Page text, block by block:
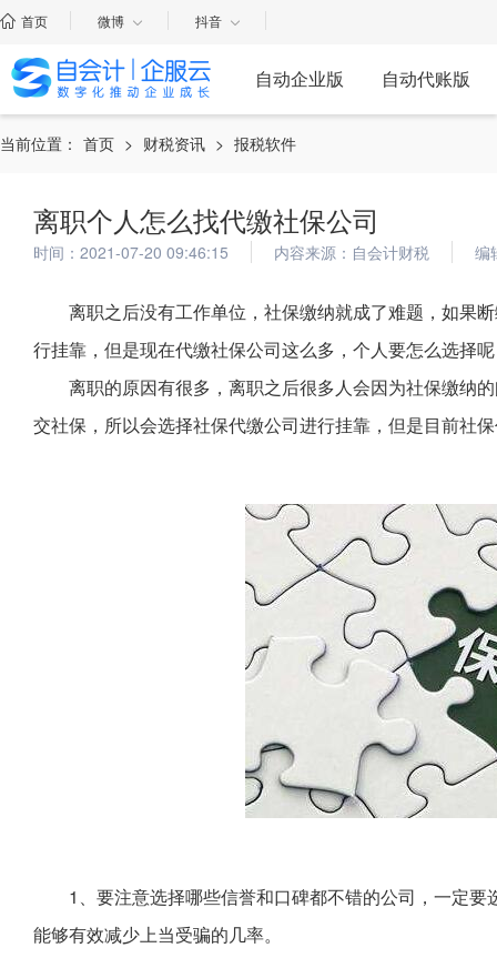
首页 微博 抖音
自动企业版 自动代账版
当前位置： 首页 > 财税资讯 > 报税软件
离职个人怎么找代缴社保公司
时间：2021-07-20 09:46:15 内容来源：自会计财税 编
离职之后没有工作单位，社保缴纳就成了难题，如果
行挂靠，但是现在代缴社保公司这么多，个人要怎么选择
离职的原因有很多，离职之后很多人会因为社保缴纳
交社保，所以会选择社保代缴公司进行挂靠，但是目前社
1、要注意选择哪些信誉和口碑都不错的公司，一定
能够有效减少上当受骗的几率。